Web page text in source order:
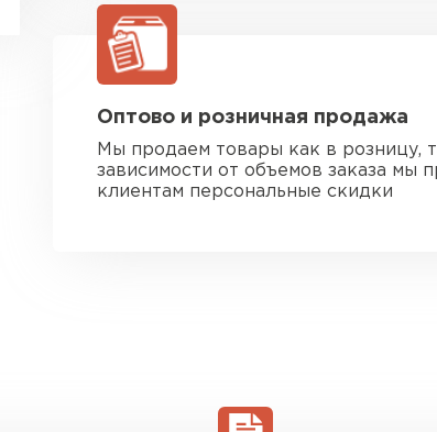
Оптово и розничная продажа
Мы продаем товары как в розницу,
зависимости от объемов заказа мы
клиентам персональные скидки